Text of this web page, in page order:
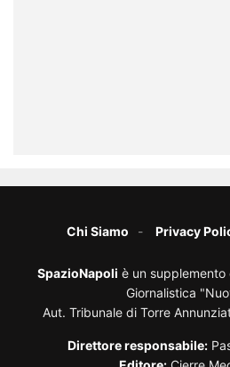
Chi Siamo Privacy
SpazioNapoli è un supplemento
Giornalistica
Aut. Tribunale di Torre
Direttore responsabile: